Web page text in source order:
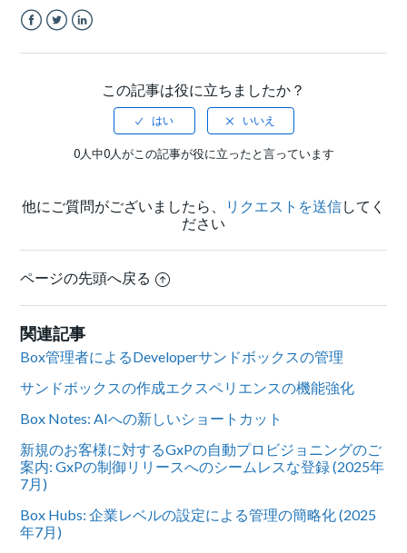
この記事は役に立ちましたか？
0人中0人がこの記事が役に立ったと言っています
他にご質問がございましたら、 リクエストを送信してく
ださい
ページの先頭へ戻る
関連記事
Box管理者によるDeveloperサンドボックスの管理
サンドボックスの作成エクスペリエンスの機能強化
Box Notes: AIへの新しいショートカット
新規のお客様に対するGxPの自動プロビジョニングのご
案内: GxPの制御リリースへのシームレスな登録 (2025年
7月)
Box Hubs: 企業レベルの設定による管理の簡略化 (2025
年7月)